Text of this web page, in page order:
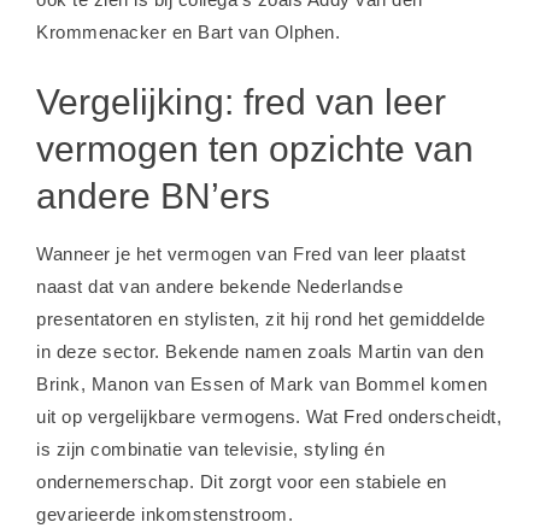
Krommenacker en Bart van Olphen.
Vergelijking: fred van leer
vermogen ten opzichte van
andere BN’ers
Wanneer je het vermogen van Fred van leer plaatst
naast dat van andere bekende Nederlandse
presentatoren en stylisten, zit hij rond het gemiddelde
in deze sector. Bekende namen zoals Martin van den
Brink, Manon van Essen of Mark van Bommel komen
uit op vergelijkbare vermogens. Wat Fred onderscheidt,
is zijn combinatie van televisie, styling én
ondernemerschap. Dit zorgt voor een stabiele en
gevarieerde inkomstenstroom.